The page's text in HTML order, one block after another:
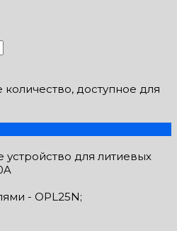
доступное для
устройство для литиевых
- OPL25N;